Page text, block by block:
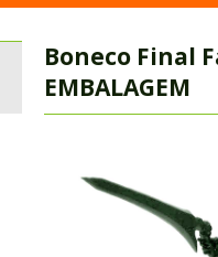
Boneco Final
EMBALAGEM